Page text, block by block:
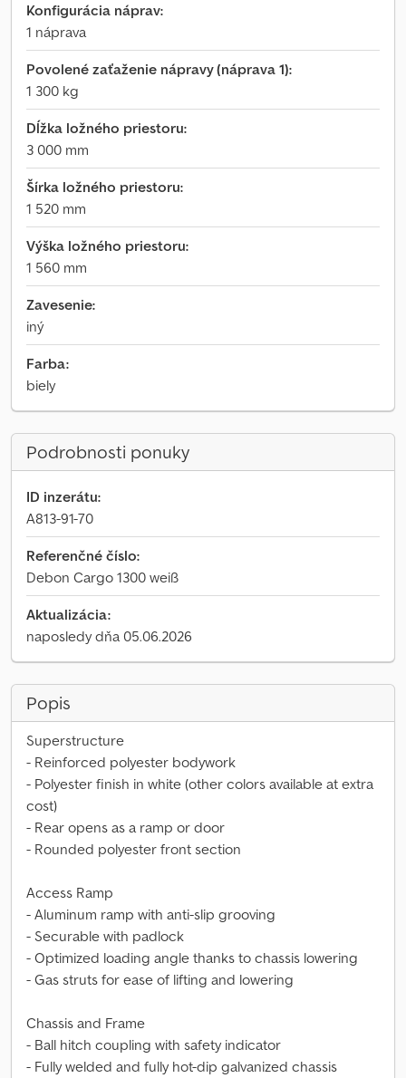
Konfigurácia náprav:
1 náprava
Povolené zaťaženie nápravy (náprava 1):
1 300 kg
Dĺžka ložného priestoru:
3 000 mm
Šírka ložného priestoru:
1 520 mm
Výška ložného priestoru:
1 560 mm
Zavesenie:
iný
Farba:
biely
Podrobnosti ponuky
ID inzerátu:
A813-91-70
Referenčné číslo:
Debon Cargo 1300 weiß
Aktualizácia:
naposledy dňa 05.06.2026
Popis
Superstructure
- Reinforced polyester bodywork
- Polyester finish in white (other colors available at extra
cost)
- Rear opens as a ramp or door
- Rounded polyester front section
Access Ramp
- Aluminum ramp with anti-slip grooving
- Securable with padlock
- Optimized loading angle thanks to chassis lowering
- Gas struts for ease of lifting and lowering
Chassis and Frame
- Ball hitch coupling with safety indicator
- Fully welded and fully hot-dip galvanized chassis